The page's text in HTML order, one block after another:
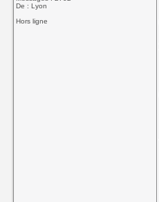
De : Lyon
Hors ligne